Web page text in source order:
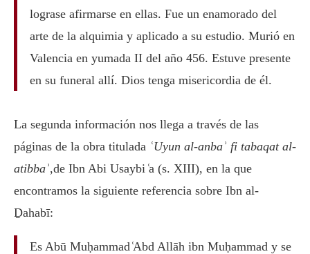
lograse afirmarse en ellas. Fue un enamorado del
arte de la alquimia y aplicado a su estudio. Murió en
Valencia en yumada II del año 456. Estuve presente
en su funeral allí. Dios tenga misericordia de él.
La segunda información nos llega a través de las
páginas de la obra titulada ʿUyun al-anbaʾ fi tabaqat al-
atibbaʾ,de Ibn Abi Usaybi ͑a (s. XIII), en la que
encontramos la siguiente referencia sobre Ibn al-
Ḏahabī:
Es Abū Muḥammad ͑Abd Allāh ibn Muḥammad y se